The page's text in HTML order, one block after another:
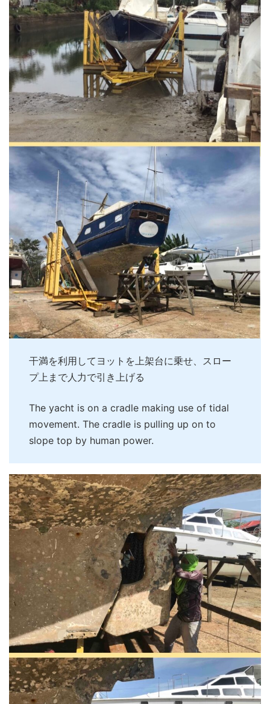
干満を利用してヨットを上架台に乗せ、スロー
プ上まで人力で引き上げる
The yacht is on a cradle making use of tidal
movement. The cradle is pulling up on to
slope top by human power.